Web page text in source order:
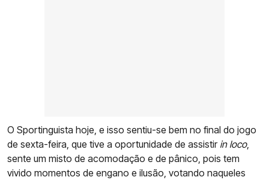
O Sportinguista hoje, e isso sentiu-se bem no final do jogo
de sexta-feira, que tive a oportunidade de assistir in loco,
sente um misto de acomodação e de pânico, pois tem
vivido momentos de engano e ilusão, votando naqueles